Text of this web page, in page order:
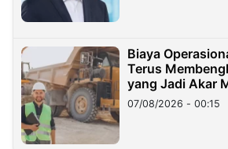
Biaya
Terus
yang Jadi Akar
07/08/2026 - 00:15